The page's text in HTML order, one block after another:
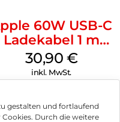
gestalten und fortlaufend
Durch die weitere
60W USB-C
Ladekabel 1 m
Weiß
30,90 €
inkl. MwSt.